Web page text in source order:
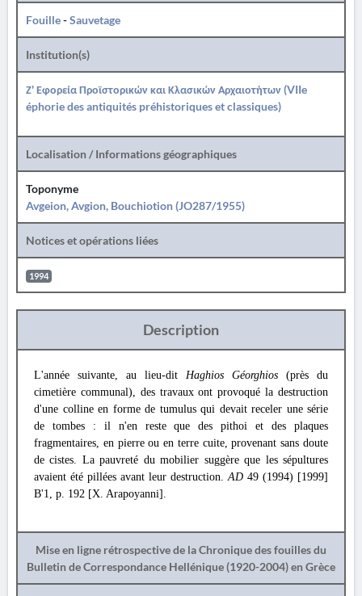
Fouille-Sauvetage
Institution(s)
Ζ' Εφορεία Προϊστορικών και Κλασικών Αρχαιοτήτων (VIIe
éphorie des antiquités préhistoriques et classiques)
Localisation / Informations géographiques
Toponyme
Avgeion, Avgion, Bouchiotion (JO287/1955)
Notices et opérations liées
1994
Description
L'année suivante, au lieu-dit Haghios Géorghios (près du
cimetière communal), des travaux ont provoqué la destruction
d'une colline en forme de tumulus qui devait receler une série
de tombes : il n'en reste que des pithoi et des plaques
fragmentaires, en pierre ou en terre cuite, provenant sans doute
de cistes. La pauvreté du mobilier suggère que les sépultures
avaient été pillées avant leur destruction.AD 49 (1994) [1999]
Β'1, p. 192 [X. Arapoyanni].
Mise en ligne rétrospective de la Chronique des fouilles du
Bulletin de Correspondance Hellénique (1920-2004) en Grèce